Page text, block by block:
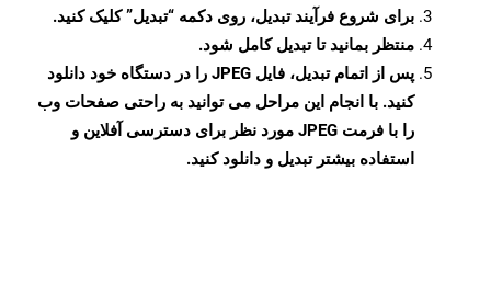
برای شروع فرآیند تبدیل، روی دکمه “تبدیل” کلیک کنید.
منتظر بمانید تا تبدیل کامل شود.
پس از اتمام تبدیل، فایل JPEG را در دستگاه خود دانلود
کنید. با انجام این مراحل می توانید به راحتی صفحات وب
را با فرمت JPEG مورد نظر برای دسترسی آفلاین و
استفاده بیشتر تبدیل و دانلود کنید.